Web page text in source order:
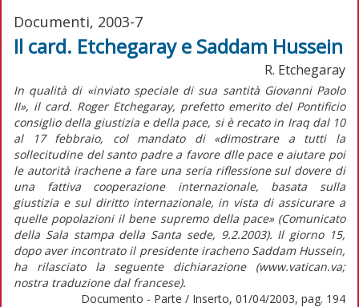
Documenti, 2003-7
Il card. Etchegaray e Saddam Hussein
R. Etchegaray
In qualità di «inviato speciale di sua santità Giovanni Paolo
II», il card. Roger Etchegaray, prefetto emerito del Pontificio
consiglio della giustizia e della pace, si è recato in Iraq dal 10
al 17 febbraio, col mandato di «dimostrare a tutti la
sollecitudine del santo padre a favore dlle pace e aiutare poi
le autorità irachene a fare una seria riflessione sul dovere di
una fattiva cooperazione internazionale, basata sulla
giustizia e sul diritto internazionale, in vista di assicurare a
quelle popolazioni il bene supremo della pace» (Comunicato
della Sala stampa della Santa sede, 9.2.2003). Il giorno 15,
dopo aver incontrato il presidente iracheno Saddam Hussein,
ha rilasciato la seguente dichiarazione (www.vatican.va;
nostra traduzione dal francese).
Documento - Parte / Inserto, 01/04/2003, pag. 194